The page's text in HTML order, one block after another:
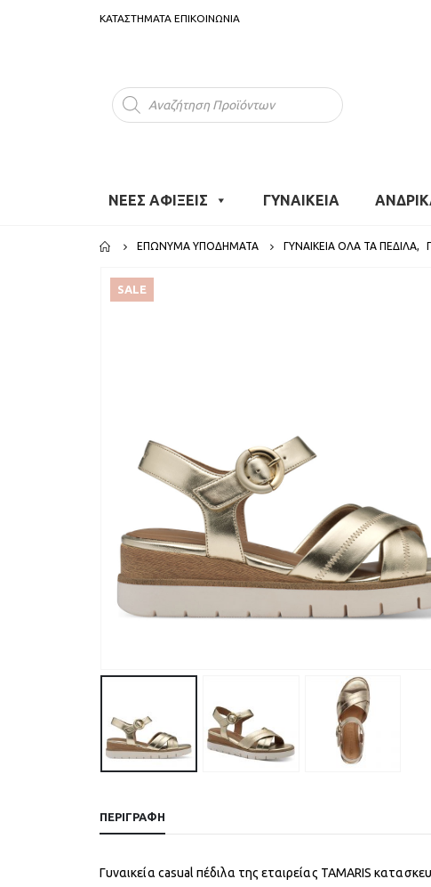
ΚΑΤΑΣΤΗΜΑΤΑ ΕΠΙΚΟΙΝΩΝΙΑ
Products
search
ΝΕΕΣ ΑΦΙΞΕΙΣ ΓΥΝΑΙΚΕΙΑ
ΕΠΏΝΥΜΑ ΥΠΟΔΉΜΑΤΑ ΓΥΝΑΙΚΕΊΑ ΌΛΑ ΤΑ ΠΈΔΙΛΑ,
SALE
ΠΕΡΙΓΡΑΦΉ
Γυναικεία casual πέδιλα της εταιρείας TAMARIS